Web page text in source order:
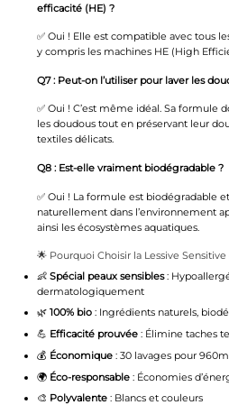
efficacité (HE) ?
✅ Oui ! Elle est compatible avec tous
y compris les machines HE (High
Q7 : Peut-on l’utiliser pour laver les
✅ Oui ! C’est même idéal. Sa
les doudous tout en préservant leur
textiles délicats.
Q8 : Est-elle vraiment biodégradable ?
✅ Oui ! La formule est biodégradable
naturellement dans l’environnement
ainsi les écosystèmes aquatiques.
🌟 Pourquoi Choisir la Lessive
👶 Spécial peaux sensibles:
dermatologiquement
🌿 100% bio: Ingrédients naturels,
💪 Efficacité prouvée: Élimine taches
💰 Économique: 30 lavages pour
🌍 Éco-responsable: Économies
🎨 Polyvalente: Blancs et couleurs